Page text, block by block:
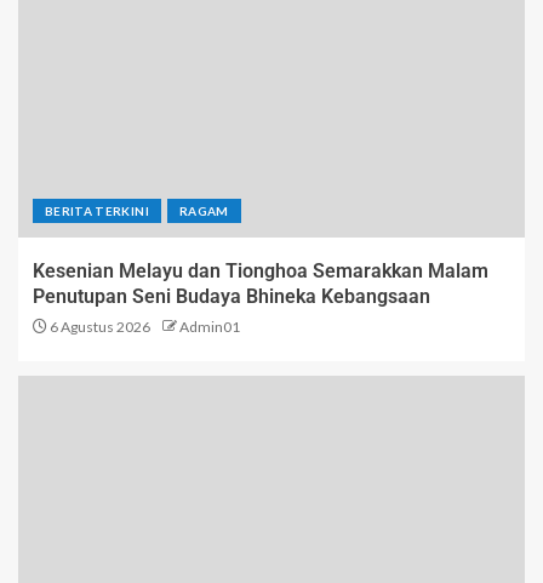
BERITA TERKINI RAGAM
Kesenian Melayu dan Tionghoa Semarakkan Malam
Penutupan Seni Budaya Bhineka Kebangsaan
6 Agustus 2026 Admin01